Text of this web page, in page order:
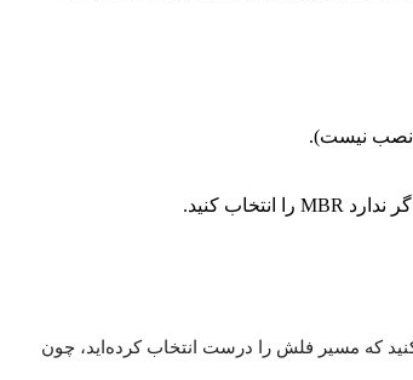
که مسیر فلش را درست انتخاب کرده‌اید، چون